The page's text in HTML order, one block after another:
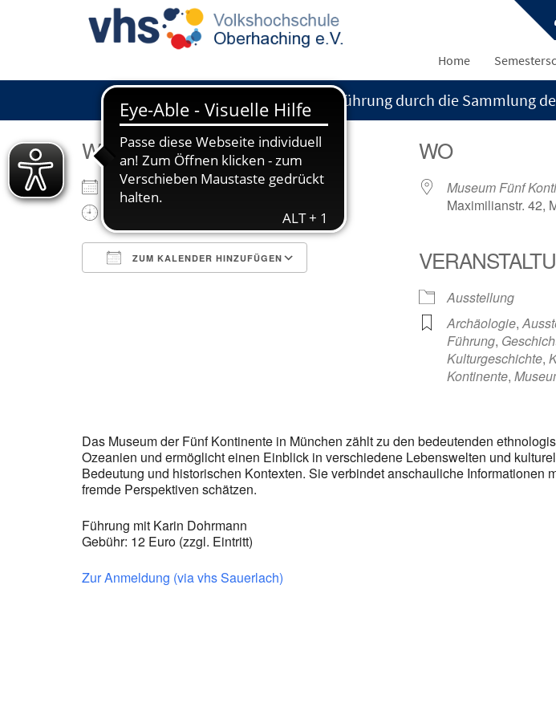
Home
Führung durch die Sammlung
WANN
10. Mai 2026
ZUM KALENDER HINZUFÜGEN
Google Kalender
WO
Museum Fünf
Maximilianstr. 42,
Ausstellung
Archäologie,
Führung,
Kulturgeschichte,
Kontinente,
Das Museum der Fünf Kontinente in München zählt zu den bedeutenden
Ozeanien und ermöglicht einen Einblick in verschiedene Lebenswelten und
Bedeutung und historischen Kontexten. Sie verbindet anschauliche
fremde Perspektiven schätzen.
Führung mit Karin Dohrmann
Gebühr: 12 Euro (zzgl. Eintritt)
Zur Anmeldung (via vhs Sauerlach)